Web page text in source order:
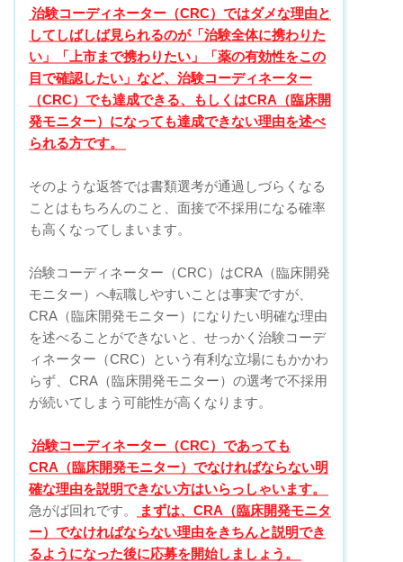
治験コーディネーター（CRC）ではダメな理由と
してしばしば見られるのが「治験全体に携わりた
い」「上市まで携わりたい」「薬の有効性をこの
目で確認したい」など、治験コーディネーター
（CRC）でも達成できる、もしくはCRA（臨床開
発モニター）になっても達成できない理由を述べ
られる方です。
そのような返答では書類選考が通過しづらくなる
ことはもちろんのこと、面接で不採用になる確率
も高くなってしまいます。
治験コーディネーター（CRC）はCRA（臨床開発
モニター）へ転職しやすいことは事実ですが、
CRA（臨床開発モニター）になりたい明確な理由
を述べることができないと、せっかく治験コーデ
ィネーター（CRC）という有利な立場にもかかわ
らず、CRA（臨床開発モニター）の選考で不採用
が続いてしまう可能性が高くなります。
治験コーディネーター（CRC）であっても
CRA（臨床開発モニター）でなければならない明
確な理由を説明できない方はいらっしゃいます。
急がば回れです。
まずは、CRA（臨床開発モニタ
ー）でなければならない理由をきちんと説明でき
るようになった後に応募を開始しましょう。